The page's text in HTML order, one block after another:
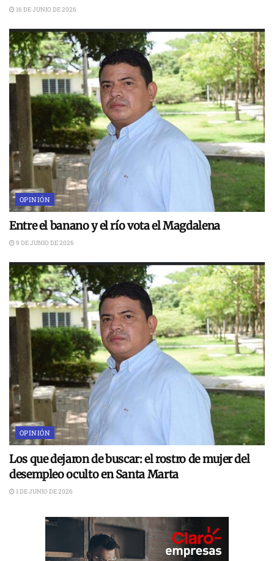
16 DE JUNIO DE 2026
OPINIÓN
Entre el banano y el río vota el Magdalena
9 DE JUNIO DE 2026
OPINIÓN
Los que dejaron de buscar: el rostro de mujer del
desempleo oculto en Santa Marta
1 DE JUNIO DE 2026